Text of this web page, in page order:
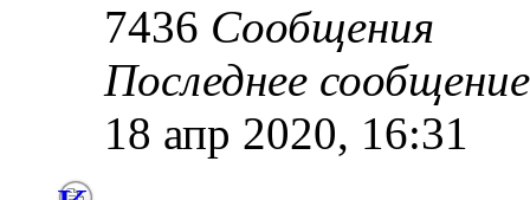
7436 Сообщения
Последнее сообщение
18 апр 2020, 16:31